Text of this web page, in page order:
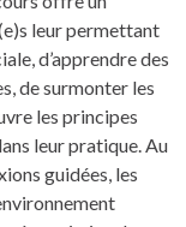
leur permettant
d’apprendre des
de surmonter les
les principes
leur pratique. Au
guidées, les